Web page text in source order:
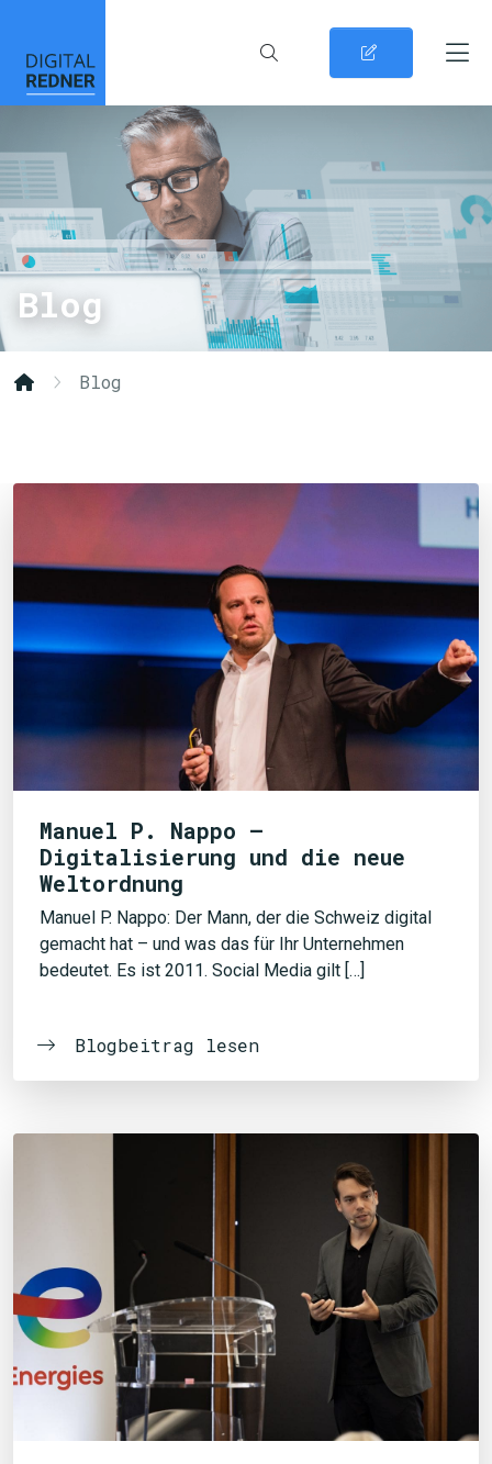
Blog
Blog
Manuel P. Nappo –
Digitalisierung und die neue
Weltordnung
Manuel P. Nappo: Der Mann, der die Schweiz digital
gemacht hat – und was das für Ihr Unternehmen
bedeutet. Es ist 2011. Social Media gilt […]
Blogbeitrag lesen